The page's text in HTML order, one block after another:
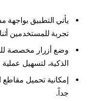
يأتي التطبيق
تجربة للمستخدمين
وضع أزرار مخصصة
الذكية، لتسهيل عملية
إمكانية تحميل
جداً.